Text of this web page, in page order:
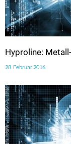
Hyproline:
28. Februar 2016